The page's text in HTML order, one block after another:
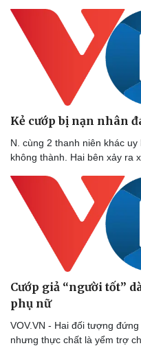
Kẻ cướp bị nạn nhân
N. cùng 2 thanh niên khác
không thành. Hai bên xảy ra
Cướp giả “người tốt”
phụ nữ
VOV.VN - Hai đối tượng
nhưng thực chất là yểm trợ